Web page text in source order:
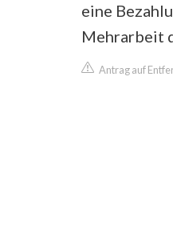
eine
Mehrarbeit
Antrag auf